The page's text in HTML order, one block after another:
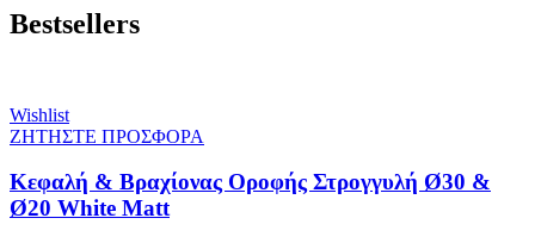
Bestsellers
Wishlist
ΖΗΤΗΣΤΕ ΠΡΟΣΦΟΡΑ
Κεφαλή & Βραχίονας Οροφής Στρογγυλή Ø30 &
Ø20 White Matt